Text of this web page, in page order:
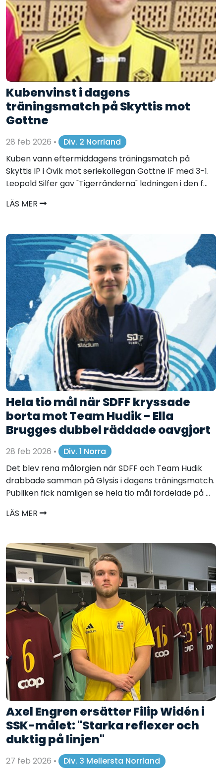
Kubenvinst i dagens
träningsmatch på Skyttis mot
Gottne
28 feb 2026 •
Div. 2 Norrland
Kuben vann eftermiddagens träningsmatch på
Skyttis IP i Övik mot seriekollegan Gottne IF med 3-1.
Leopold Silfer gav "Tigerränderna" ledningen i den f...
LÄS MER
Hela tio mål när SDFF kryssade
borta mot Team Hudik - Ella
Brugges dubbel räddade oavgjort
28 feb 2026 •
Div. 1 Norra
Det blev rena målorgien när SDFF och Team Hudik
drabbade samman på Glysis i dagens träningsmatch.
Publiken fick nämligen se hela tio mål fördelade på ...
LÄS MER
Axel Engren ersätter Filip Widén i
SSK-målet: "Starka reflexer och
duktig på linjen"
27 feb 2026 •
Div. 3 Mellersta Norrland